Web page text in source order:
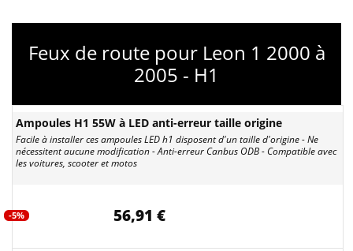
Feux de route pour Leon 1 2000 à
2005 - H1
Ampoules H1 55W à LED anti-erreur taille origine
Facile à installer ces ampoules LED h1 disposent d'un taille d'origine - Ne
nécessitent aucune modification - Anti-erreur Canbus ODB - Compatible avec
les voitures, scooter et motos
-5% 56,91 €